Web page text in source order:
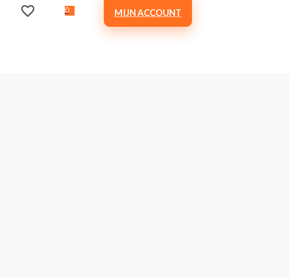
0 MIJN ACCOUNT